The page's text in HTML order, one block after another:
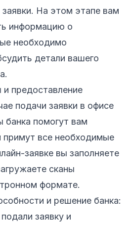
На этом этапе вам
информацию о
необходимо
детали вашего
и предоставление
подачи заявки в офисе
банка помогут вам
примут все необходимые
заявке вы заполняете
сканы
формате.
и решение банка:
заявку и